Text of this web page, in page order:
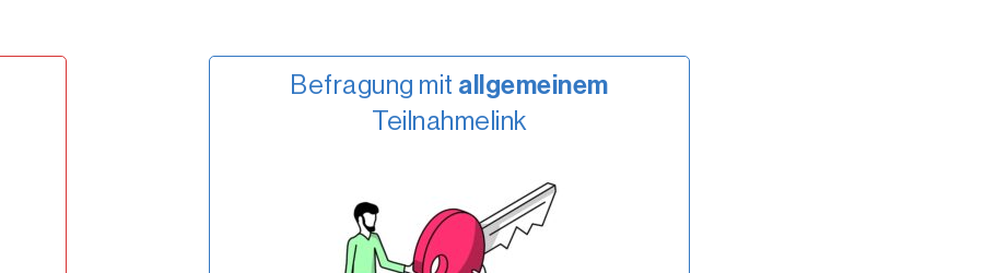
Befragung mit allgemeinem
Teilnahmelink